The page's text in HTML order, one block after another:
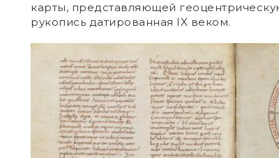
карты, представляющей
рукопись датированная IX веком.